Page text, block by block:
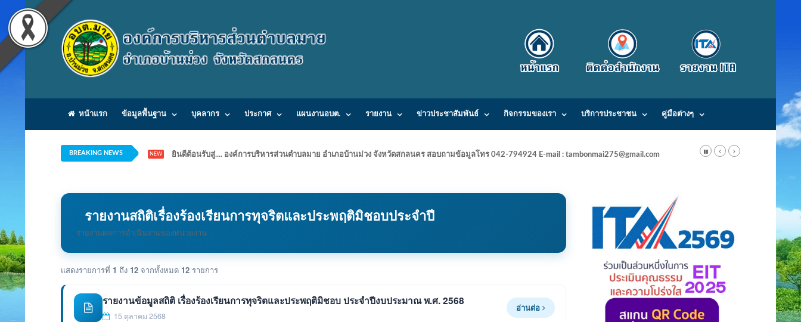
หน้าแรก ข้อมูลพื้นฐาน บุคลากร ประกาศ แผนงานอบต. รายงาน ข่าวประชาสัมพันธ์ กิจกรรมของเรา บริการประชาชน คู่มือต่างๆ
BREAKING NEWS NEW ยินดีต้อนรับสู่.... องค์การบริหารส่วนตำบลมาย อำเภอบ้านม่วง จังหวัดสกลนคร สอบถามข้อมูลโทร 042-794924 E-mail : tambonmai275@gmail.com
รายงานสถิติเรื่องร้องเรียนการทุจริตและประพฤติมิชอบประจำปี
รายงานผลการดำเนินงานของหน่วยงาน
แสดงรายการที่ 1 ถึง 12 จากทั้งหมด 12 รายการ
รายงานข้อมูลสถิติ เรื่องร้องเรียนการทุจริตและประพฤติมิชอบ ประจำปีงบประมาณ พ.ศ. 2568
15 ตุลาคม 2568
อ่านต่อ